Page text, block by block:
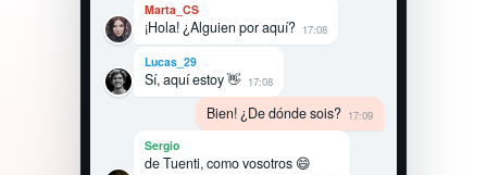
Marta_CS
¡Hola! ¿Alguien por aquí? 17:08
Lucas_29
Sí, aquí estoy 👋 17:08
Bien! ¿De dónde sois? 17:09
Sergio
de Tuenti, como vosotros 😄